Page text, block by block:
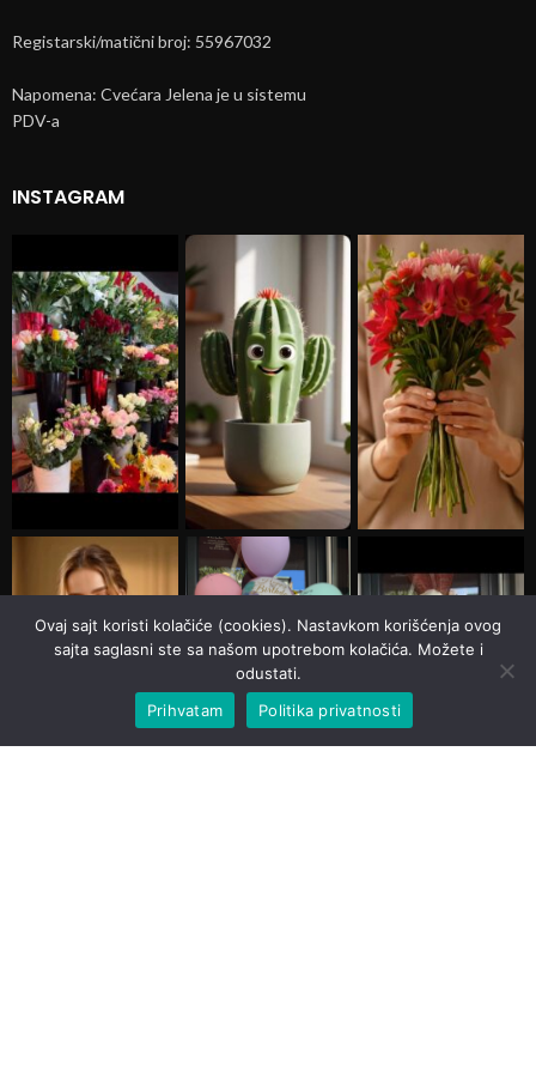
Registarski/matični broj: 55967032
Napomena: Cvećara Jelena je u sistemu
PDV-a
INSTAGRAM
Ovaj sajt koristi kolačiće (cookies). Nastavkom korišćenja ovog
sajta saglasni ste sa našom upotrebom kolačića. Možete i
odustati.
Prihvatam
Politika privatnosti